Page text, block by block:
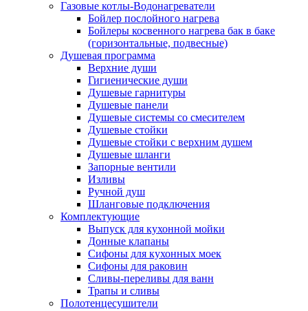
Газовые котлы-Водонагреватели
Бойлер послойного нагрева
Бойлеры косвенного нагрева бак в баке
(горизонтальные, подвесные)
Душевая программа
Верхние души
Гигиенические души
Душевые гарнитуры
Душевые панели
Душевые системы со смесителем
Душевые стойки
Душевые стойки с верхним душем
Душевые шланги
Запорные вентили
Изливы
Ручной душ
Шланговые подключения
Комплектующие
Выпуск для кухонной мойки
Донные клапаны
Сифоны для кухонных моек
Сифоны для раковин
Сливы-переливы для ванн
Трапы и сливы
Полотенцесушители